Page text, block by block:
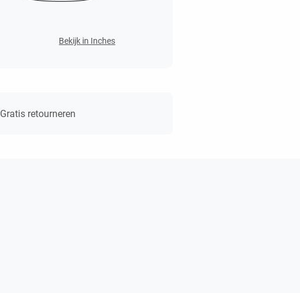
Bekijk in Inches
Gratis retourneren